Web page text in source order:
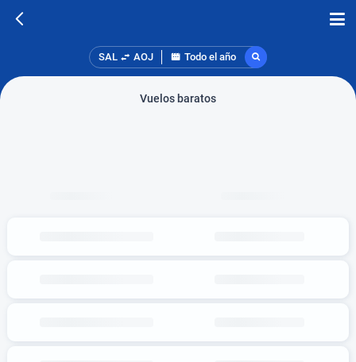
SAL AOJ Todo el año
Vuelos baratos